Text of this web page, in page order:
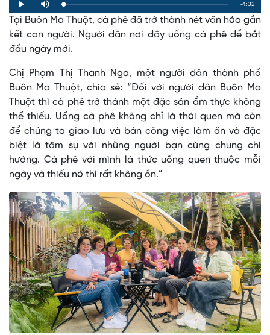
Play Mute Loaded:
0%
Progress:
0%
Remaining
Time
-4:32
Tại Buôn Ma Thuột, cà phê đã trở thành nét văn hóa gắn
kết con người. Người dân nơi đây uống cà phê để bắt
đầu ngày mới.
Chị Phạm Thị Thanh Nga, một người dân thành phố
Buôn Ma Thuột, chia sẻ: “Đối với người dân Buôn Ma
Thuột thì cà phê trở thành một đặc sản ẩm thực không
thể thiếu. Uống cà phê không chỉ là thói quen mà còn
để chúng ta giao lưu và bàn công việc làm ăn và đặc
biệt là tâm sự với những người bạn cùng chung chí
hướng. Cà phê với mình là thức uống quen thuộc mỗi
ngày và thiếu nó thì rất không ổn.”